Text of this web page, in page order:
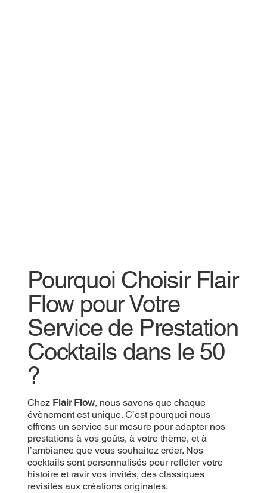
Pourquoi Choisir Flair
Flow pour Votre
Service de Prestation
Cocktails dans le 50
?
Chez Flair Flow, nous savons que chaque
évènement est unique. C’est pourquoi nous
offrons un service sur mesure pour adapter nos
prestations à vos goûts, à votre thème, et à
l’ambiance que vous souhaitez créer. Nos
cocktails sont personnalisés pour refléter votre
histoire et ravir vos invités, des classiques
revisités aux créations originales.